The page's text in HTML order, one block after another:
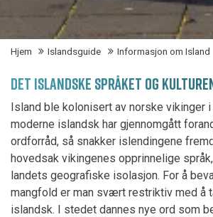
Hjem Islandsguide Informasjon om Island
DET ISLANDSKE SPRÅKET OG
Island ble kolonisert av norske vikinger
moderne islandsk har gjennomgått
ordforråd, så snakker islendingene
hovedsak vikingenes opprinnelige
landets geografiske isolasjon. For å
mangfold er man svært restriktiv med å
islandsk. I stedet dannes nye ord som